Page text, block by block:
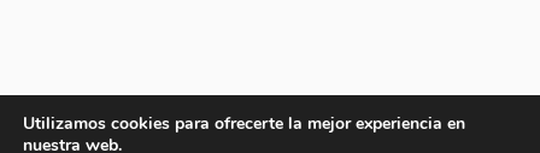
Utilizamos cookies para ofrecerte la mejor experiencia en
nuestra web.